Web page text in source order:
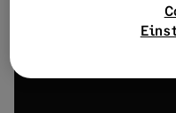
Tipps zu